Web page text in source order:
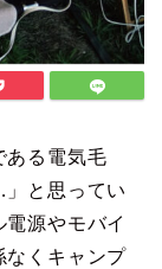
ある電気毛
と思ってい
源やモバイ
なくキャンプ